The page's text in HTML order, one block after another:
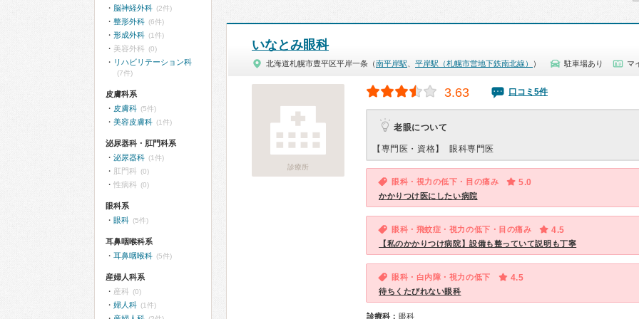
いなとみ眼科
北海道札幌市豊平区平岸一条（南平岸駅 平岸駅（札幌市営地下鉄南北線） ） 駐車場あり マ
診療所
3.63 口コミ5件
老眼について
【専門医・資格】 眼科専門医
眼科・視力の低下・目の痛み 5.0
かかりつけ医にしたい病院
眼科・飛蚊症・視力の低下・目の痛み 4.5
【私のかかりつけ病院】設備も整っていて説明も丁寧
眼科・白内障・視力の低下 4.5
待ちくたびれない眼科
診療科： 眼科
脳神経外科 (2件)
整形外科 (6件)
形成外科 (1件)
美容外科 (0)
リハビリテーション科
(7件)
皮膚科系
皮膚科 (5件)
美容皮膚科 (1件)
泌尿器科・肛門科系
泌尿器科 (1件)
肛門科 (0)
性病科 (0)
眼科系
眼科 (5件)
耳鼻咽喉科系
耳鼻咽喉科 (5件)
産婦人科系
産科 (0)
婦人科 (1件)